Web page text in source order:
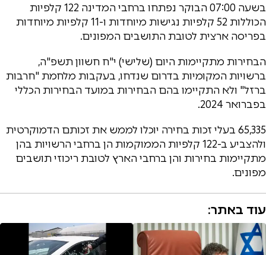
בשעה 07:00 הבוקר נפתחו ברחבי המדינה 122 קלפיות
הכוללות 52 קלפיות נגישות מיוחדות ו-11 קלפיות מיוחדות
בפריסה ארצית לטובת התושבים המפונים.
הבחירות מתקיימות היום (שלישי) י"ח חשוון תשפ"ה,
ברשויות המקומיות בדרום שנדחו, בעקבות מלחמת "חרבות
ברזל" ולא התקיימו בהם הבחירות במועד הבחירות הכללי
בפברואר 2024.
65,335 בעלי זכות בחירה יוכלו לממש את זכותם הדמוקרטית
ולהצביע ב-122 קלפיות הממוקמות הן ברחבי הרשויות בהן
מתקיימות בחירות והן ברחבי הארץ לטובת ריכוזי תושבים
מפונים.
עוד באתר: